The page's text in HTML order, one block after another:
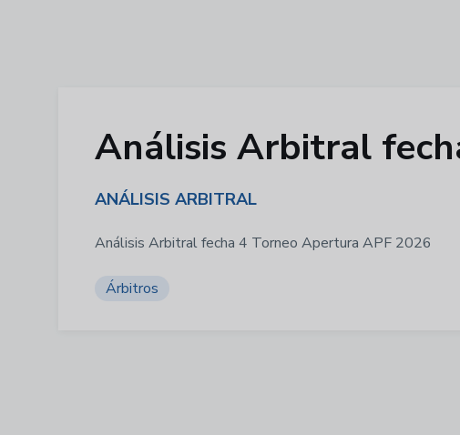
Análisis Arbitral
ANÁLISIS ARBITRAL
Análisis Arbitral fecha 4 Torneo Apertura APF 2026
Árbitros